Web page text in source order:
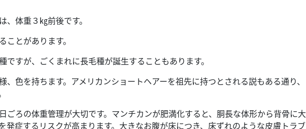
、体重３㎏前後です。
ことがあります。
ですが、ごくまれに長毛種が誕生することもあります。
、色を持ちます。アメリカンショートヘアーを祖先に持つとされる説もある通り、
ごろの体重管理が大切です。マンチカンが肥満化すると、胴長な体形から背骨に大
発症するリスクが高まります。大きなお腹が床につき、床ずれのような皮膚トラブ